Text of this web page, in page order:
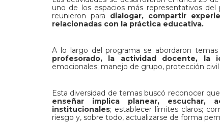
uno de los espacios más representativos
reunieron para dialogar, compartir
relacionadas con la práctica educativa.
A lo largo del programa se abordaron temas
profesorado, la actividad docente, la
emocionales; manejo de grupo, protección
Esta diversidad de temas buscó reconocer
enseñar implica planear, escuchar,
institucionales; establecer límites claros;
riesgo y, sobre todo, actualizarse de forma